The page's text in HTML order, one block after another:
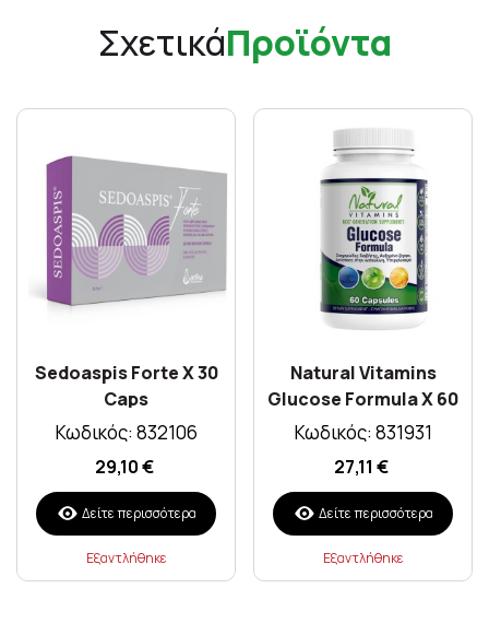
ΣχετικάΠροϊόντα
Sedoaspis Forte X 30
Caps
Κωδικός: 832106
29,10 €
Δείτε περισσότερα
Εξαντλήθηκε
Natural Vitamins
Glucose Formula X 60
Caps
Κωδικός: 831931
27,11 €
Δείτε περισσότερα
Εξαντλήθηκε